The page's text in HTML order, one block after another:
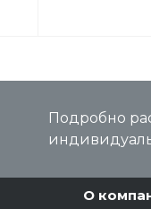
Подробно
О